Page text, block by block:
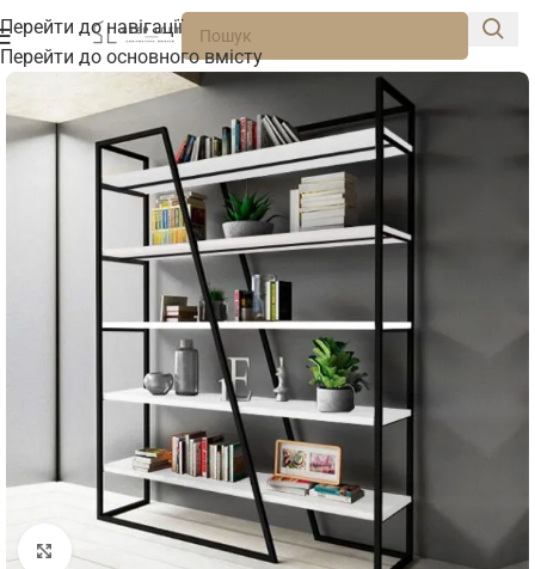
Перейти до навігації
Перейти до основного вмісту
Натисніть, щоб збільшити